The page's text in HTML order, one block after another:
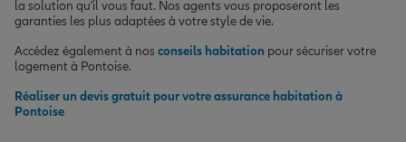
la solution qu'il vous faut. Nos agents vous proposeront les
garanties les plus adaptées à votre style de vie.
Accédez également à nos conseils habitation pour sécuriser votre
logement à Pontoise.
Réaliser un devis gratuit pour votre assurance habitation à
Pontoise